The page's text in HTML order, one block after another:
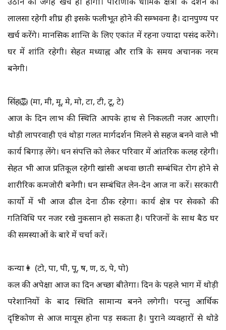
लालसा रहेगी शीघ्र ही इसके फलीभूत होने की सम्भवना है। दानपुण्य पर
खर्च करेंगे। मानसिक शान्ति के लिए एकांत में रहना ज्यादा पसंद करेंगे।
घर में शांति रहेगी। सेहत मध्याह्न और रात्रि के समय अचानक नरम
बनेगी।
सिंह🦁 (मा, मी, मू, मे, मो, टा, टी, टू, टे)
आज के दिन लाभ की स्थिति आपके हाथ से निकलती नजर आएगी।
थोड़ी लापरवाही एवं थोड़ा गलत मार्गदर्शन मिलने से सहज बनने वाले भी
कार्य बिगाड़ लेंगे। धन संपत्ति को लेकर परिवार में आंतरिक कलह रहेगी।
सेहत भी आज प्रतिकूल रहेगी खांसी अथवा छाती सम्बंधित रोग होने से
शारीरिक कमजोरी बनेगी। धन सम्बंधित लेन-देन आज ना करें। सरकारी
कार्यो में भी आज ढील देना ठीक रहेगा। कार्य क्षेत्र पर सेवको की
गतिविधि पर नजर रखे नुकसान हो सकता है। परिजनों के साथ बैठ घर
की समस्याओं के बारे में चर्चा करें।
कन्या👩 (टो, पा, पी, पू, ष, ण, ठ, पे, पो)
कल की अपेक्षा आज का दिन अच्छा बीतेगा। दिन के पहले भाग में थोड़ी
परेशानियों के बाद स्थिति सामान्य बनने लगेगी। परन्तु आर्थिक
दृष्टिकोण से आज मायूस होना पड़ सकता है। पुराने व्यवहारों से थोडे